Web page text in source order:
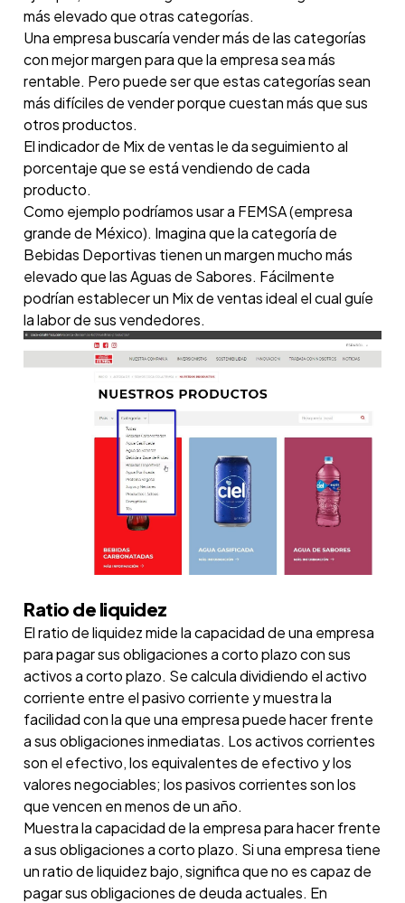
más elevado que otras categorías.
Una empresa buscaría vender más de las categorías
con mejor margen para que la empresa sea más
rentable. Pero puede ser que estas categorías sean
más difíciles de vender porque cuestan más que sus
otros productos.
El indicador de Mix de ventas le da seguimiento al
porcentaje que se está vendiendo de cada
producto.
Como ejemplo podríamos usar a FEMSA (empresa
grande de México). Imagina que la categoría de
Bebidas Deportivas tienen un margen mucho más
elevado que las Aguas de Sabores. Fácilmente
podrían establecer un Mix de ventas ideal el cual guíe
la labor de sus vendedores.
Ratio de liquidez
El ratio de liquidez mide la capacidad de una empresa
para pagar sus obligaciones a corto plazo con sus
activos a corto plazo. Se calcula dividiendo el activo
corriente entre el pasivo corriente y muestra la
facilidad con la que una empresa puede hacer frente
a sus obligaciones inmediatas. Los activos corrientes
son el efectivo, los equivalentes de efectivo y los
valores negociables; los pasivos corrientes son los
que vencen en menos de un año.
Muestra la capacidad de la empresa para hacer frente
a sus obligaciones a corto plazo. Si una empresa tiene
un ratio de liquidez bajo, significa que no es capaz de
pagar sus obligaciones de deuda actuales. En